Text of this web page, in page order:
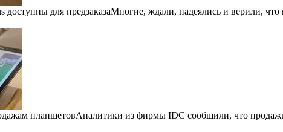
доступны для предзаказаМногие, ждали, надеялись и верили, что
планшетовАналитики из фирмы IDC сообщили, что